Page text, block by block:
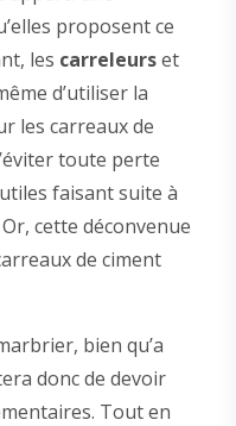
proposent ce
les carreleurset
d’utiliser la
les carreaux de
toute perte
faisant suite à
cette déconvenue
de ciment
bien qu’a
donc de devoir
Tout en